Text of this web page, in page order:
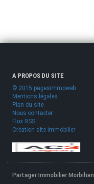
A PROPOS DU SITE
© 2015 pagesimmoweb
Mentions légales
Plan du site
Nous contacter
Flux RSS
Création site immobilier
Partager Immobilier Morbihan